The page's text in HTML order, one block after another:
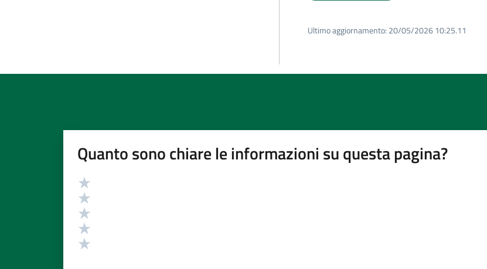
Ultimo aggiornamento: 20/05/2026 10:25.11
Quanto sono chiare le informazioni su questa pagina?
Valutazione